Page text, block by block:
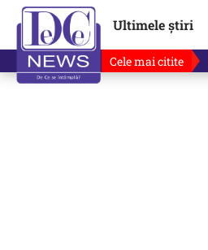
Ultimele știri
Cele mai citite